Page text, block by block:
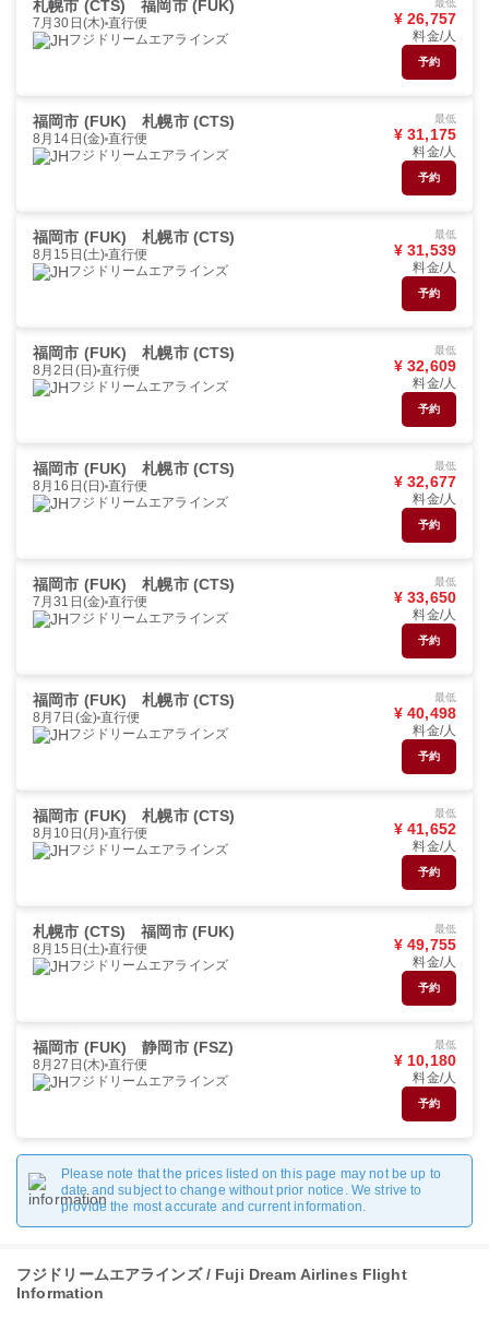
札幌市 (CTS) 福岡市 (FUK)
7月30日(木) 直行便
フジドリームエアラインズ
最低
¥ 26,757
料金/人
予約
福岡市 (FUK) 札幌市 (CTS)
8月14日(金) 直行便
フジドリームエアラインズ
最低
¥ 31,175
料金/人
予約
福岡市 (FUK) 札幌市 (CTS)
8月15日(土) 直行便
フジドリームエアラインズ
最低
¥ 31,539
料金/人
予約
福岡市 (FUK) 札幌市 (CTS)
8月2日(日) 直行便
フジドリームエアラインズ
最低
¥ 32,609
料金/人
予約
福岡市 (FUK) 札幌市 (CTS)
8月16日(日) 直行便
フジドリームエアラインズ
最低
¥ 32,677
料金/人
予約
福岡市 (FUK) 札幌市 (CTS)
7月31日(金) 直行便
フジドリームエアラインズ
最低
¥ 33,650
料金/人
予約
福岡市 (FUK) 札幌市 (CTS)
8月7日(金) 直行便
フジドリームエアラインズ
最低
¥ 40,498
料金/人
予約
福岡市 (FUK) 札幌市 (CTS)
8月10日(月) 直行便
フジドリームエアラインズ
最低
¥ 41,652
料金/人
予約
札幌市 (CTS) 福岡市 (FUK)
8月15日(土) 直行便
フジドリームエアラインズ
最低
¥ 49,755
料金/人
予約
福岡市 (FUK) 静岡市 (FSZ)
8月27日(木) 直行便
フジドリームエアラインズ
最低
¥ 10,180
料金/人
予約
Please note that the prices listed on this page may not be up to
date and subject to change without prior notice. We strive to
provide the most accurate and current information.
フジドリームエアラインズ / Fuji Dream Airlines Flight
Information